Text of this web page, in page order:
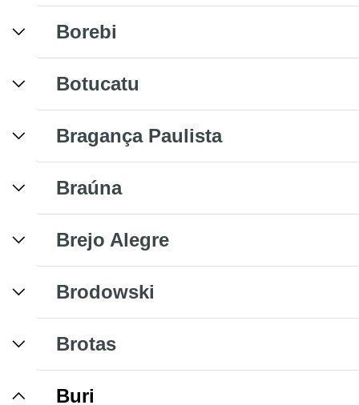
Borebi
Botucatu
Bragança Paulista
Braúna
Brejo Alegre
Brodowski
Brotas
Buri